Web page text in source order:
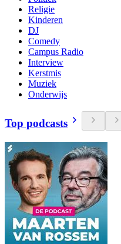
Religie
Kinderen
DJ
Comedy
Campus Radio
Interview
Kerstmis
Muziek
Onderwijs
Top podcasts